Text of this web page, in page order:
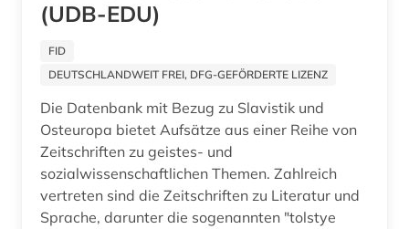
geschichte 2013 (2)
geschichte 2015 (2)
geschichte 2016 (2)
geschichte 2017 (2)
geschichte 2018 (3)
(UDB-EDU)
FID
DEUTSCHLANDWEIT FREI, DFG-GEFÖRDERTE LIZENZ
Die Datenbank mit Bezug zu Slavistik und
Osteuropa bietet Aufsätze aus einer Reihe von
Zeitschriften zu geistes- und
sozialwissenschaftlichen Themen. Zahlreich
vertreten sind die Zeitschriften zu Literatur und
Sprache, darunter die sogenannten "tolstye